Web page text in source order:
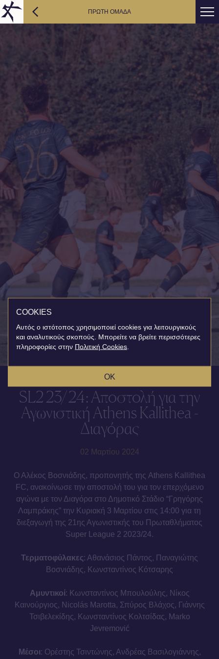
ΠΡΩΤΗ ΟΜΑΔΑ
SL2 23/24: Αποστολή για την
Αγωνιστική Athens Kallithea -
Διαγόρας
02 Μαρτίου 2024
Ο Αλέκος Βοσνιάδης, προπονητής της Athens Kallithea
FC, ανακοίνωσε την αποστολή του για τον επερχόμενο
αγώνα με τον Διαγόρα στο Δημοτικό Στάδιο “Γρηγόρης
Λαμπράκης” την Κυριακή 3 Μαρτίου στις 14:00 για τη
διεξαγωγή της 21ης Αγωνιστικής του Πρωταθλήματος
Super League 2 2023/24.
Τερματοφύλακες: Αθανάσιος Πάντος, Παναγιώτης
Βοσνιάδης, Κωνσταντίνος Κότσαρης
Αμυντικοί: Κωνσταντίνος Μπουλούλης, Νίκος
Καινούργιος, Nicolás Marotta, Σπύρος Βλάχος, Γιάννης
Τσιβελεκίδης, Κωνσταντίνος Κολτσίδας, Marko
Jevremović
Μέσοι: Ορέστης Τσιντώνης, Ανδρέας Βασιλογιάννης,
COOKIES
Αυτός ο ιστότοπος χρησιμοποιεί cookies για λειτουργικούς
και αναλυτικούς σκοπούς. Μπορείτε να βρείτε περισσότερες
πληροφορίες στην Πολιτική Cookies
OK